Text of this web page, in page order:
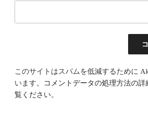
このサイトはスパムを低減するために
います。
コメントデータの処理方法の
覧ください。